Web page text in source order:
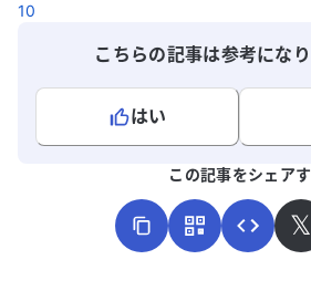
10
こちらの記事は参考にな
はい
この記事をシェア
𝕏